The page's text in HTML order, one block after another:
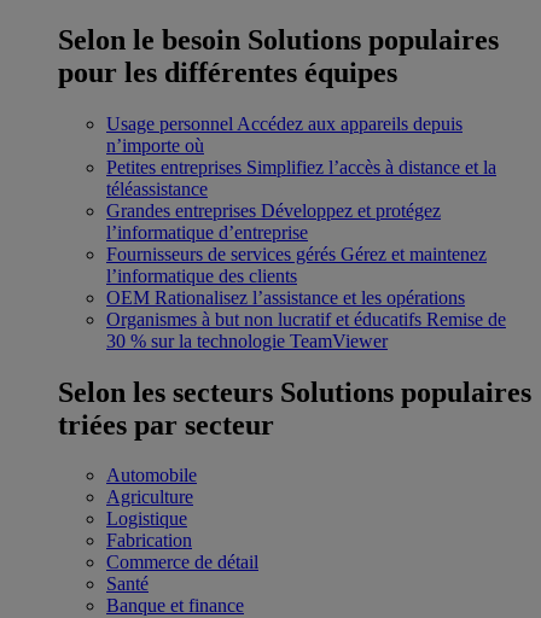
Selon le besoin Solutions populaires
pour les différentes équipes
Usage personnel Accédez aux appareils depuis
n’importe où
Petites entreprises Simplifiez l’accès à distance et la
téléassistance
Grandes entreprises Développez et protégez
l’informatique d’entreprise
Fournisseurs de services gérés Gérez et maintenez
l’informatique des clients
OEM Rationalisez l’assistance et les opérations
Organismes à but non lucratif et éducatifs Remise de
30 % sur la technologie TeamViewer
Selon les secteurs Solutions populaires
triées par secteur
Automobile
Agriculture
Logistique
Fabrication
Commerce de détail
Santé
Banque et finance